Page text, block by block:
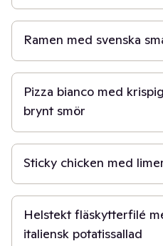
50 min
Ramen med svenska
1 t
Pizza bianco med
brynt smör
30 min
Sticky chicken med
45 min
Helstekt fläskytterfilé
italiensk potatissallad